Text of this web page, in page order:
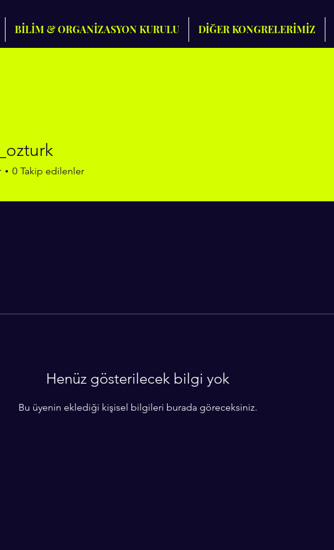
BİLİM & ORGANİZASYON KURULU DİĞER KONGRELERİMİZ
Henüz gösterilecek bilgi yok
Bu üyenin eklediği kişisel bilgileri burada göreceksiniz.
0 Takip edilenler